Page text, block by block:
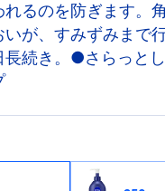
れるのを防ぎます。
が、すみずみまで
続き。●さらっとし